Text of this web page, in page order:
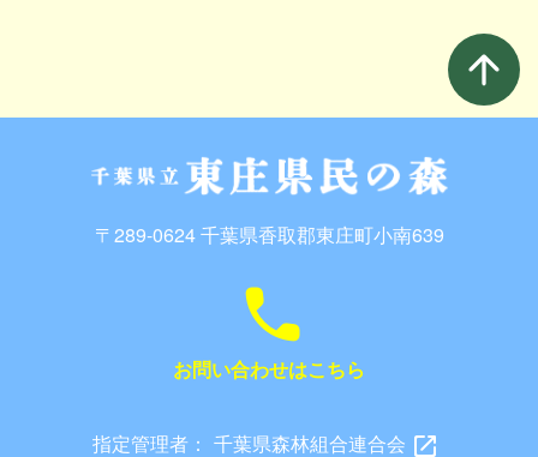
arrow_upward
〒289-0624 千葉県香取郡東庄町小南639
call
お問い合わせはこちら
指定管理者： 千葉県森林組合連合会 open_in_new